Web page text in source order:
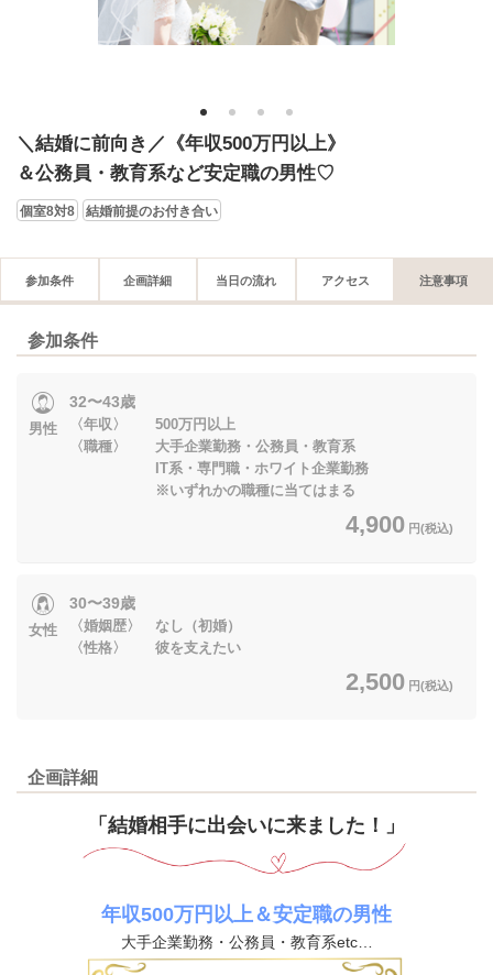
1 2 3 4
＼結婚に前向き／《年収500万円以上》
＆公務員・教育系など安定職の男性♡
個室8対8 結婚前提のお付き合い
参加条件 企画詳細 当日の流れ アクセス 注意事項
参加条件
男性
32〜43歳
〈年収〉 500万円以上
〈職種〉 大手企業勤務・公務員・教育系
IT系・専門職・ホワイト企業勤務
※いずれかの職種に当てはまる
4,900 円(税込)
女性
30〜39歳
〈婚姻歴〉 なし（初婚）
〈性格〉 彼を支えたい
2,500 円(税込)
企画詳細
「結婚相手に出会いに来ました！」
年収500万円以上＆安定職の男性
大手企業勤務・公務員・教育系etc…